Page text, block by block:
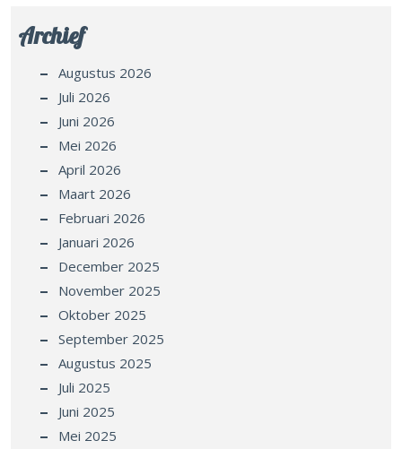
Archief
Augustus 2026
Juli 2026
Juni 2026
Mei 2026
April 2026
Maart 2026
Februari 2026
Januari 2026
December 2025
November 2025
Oktober 2025
September 2025
Augustus 2025
Juli 2025
Juni 2025
Mei 2025